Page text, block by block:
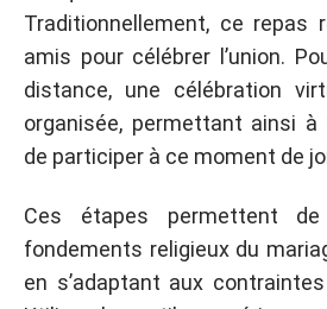
Traditionnellement, ce repas
amis pour célébrer l’union.
distance, une célébration
organisée, permettant ainsi
de participer à ce moment de
Ces étapes permettent
fondements religieux du
en s’adaptant aux